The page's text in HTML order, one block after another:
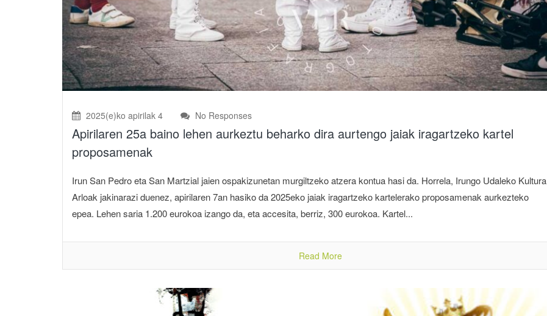
2025(e)ko apirilak 4 No Responses
Apirilaren 25a baino lehen aurkeztu beharko dira aurtengo jaiak iragartzeko kartel
proposamenak
Irun San Pedro eta San Martzial jaien ospakizunetan murgiltzeko atzera kontua hasi da. Horrela, Irungo Udaleko Kultura
Arloak jakinarazi duenez, apirilaren 7an hasiko da 2025eko jaiak iragartzeko kartelerako proposamenak aurkezteko
epea. Lehen saria 1.200 eurokoa izango da, eta accesita, berriz, 300 eurokoa. Kartel...
Read More